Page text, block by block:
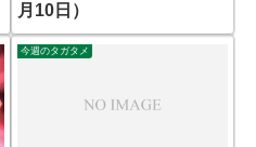
月10日）
今週のタガタメ